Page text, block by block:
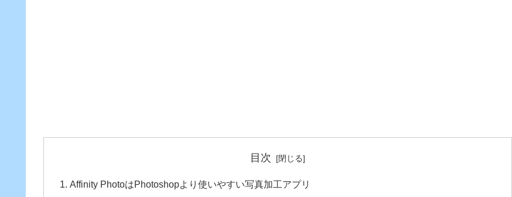
目次
Affinity PhotoはPhotoshopより使いやすい写真加工アプリ